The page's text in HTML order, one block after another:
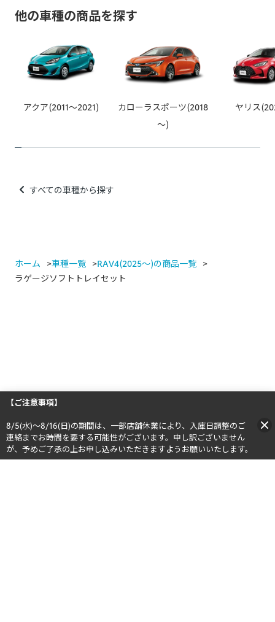
※トヨタ販売店で取付等を行っている場合でも非純正品の場合
例：車両ECUと車両ワイヤーハーネスの間に取り付ける社外品
（テレビキャンセラー、パワーバックドアオープンキット等）
例：カー用品店でのスピーカー取り付け、社外品の安全装備取
他の車種の商品を探す
アクア(2011～2021)
カローラスポーツ(2018
～)
ヤリス
すべての車種から探す
ホーム 車種一覧
RAV4(2025～)の商品一覧
ラゲージソフトトレイセット
【ご注意事項】
8/5(水)～8/16(日)の期間は、一部店舗休業により、入庫日調整のご
連絡までお時間を要する可能性がございます。申し訳ございません
が、予めご了承の上お申し込みいただきますようお願いいたします。​​